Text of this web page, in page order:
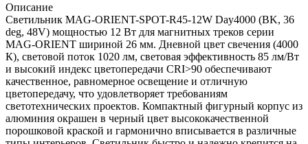
Описание
Светильник MAG-ORIENT-SPOT-R45-12W Day4000 (BK, 36
deg, 48V) мощностью 12 Вт для магнитных треков серии
MAG-ORIENT шириной 26 мм. Дневной цвет свечения (4000
К), световой поток 1020 лм, световая эффективность 85 лм/Вт
и высокий индекс цветопередачи CRI>90 обеспечивают
качественное, равномерное освещение и отличную
цветопередачу, что удовлетворяет требованиям
светотехнических проектов. Компактный фигурный корпус из
алюминия окрашен в черный цвет высококачественной
порошковой краской и гармонично вписывается в различные